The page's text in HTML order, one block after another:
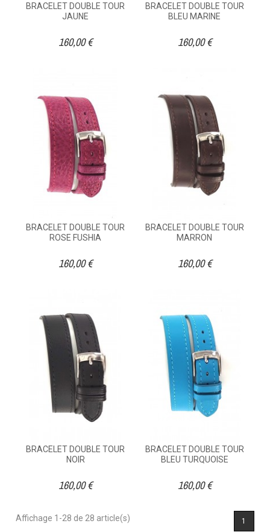
BRACELET DOUBLE TOUR
JAUNE
160,00 €
BRACELET DOUBLE TOUR
BLEU MARINE
160,00 €
BRACELET DOUBLE TOUR
ROSE FUSHIA
160,00 €
BRACELET DOUBLE TOUR
MARRON
160,00 €
BRACELET DOUBLE TOUR
NOIR
160,00 €
BRACELET DOUBLE TOUR
BLEU TURQUOISE
160,00 €
Affichage 1-28 de 28 article(s) 1